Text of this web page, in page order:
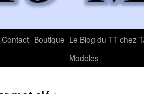
Contact Boutique Le Blog du TT chez
Modeles